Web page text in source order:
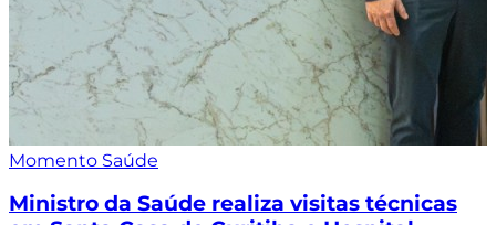
Momento Saúde
Ministro da Saúde realiza visitas técnicas